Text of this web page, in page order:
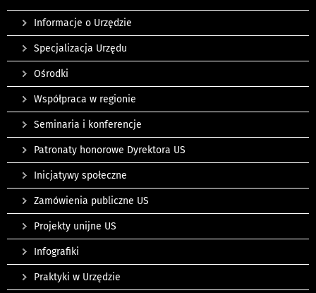
Informacje o Urzędzie
Specjalizacja Urzędu
Ośrodki
Współpraca w regionie
Seminaria i konferencje
Patronaty honorowe Dyrektora US
Inicjatywy społeczne
Zamówienia publiczne US
Projekty unijne US
Infografiki
Praktyki w Urzędzie